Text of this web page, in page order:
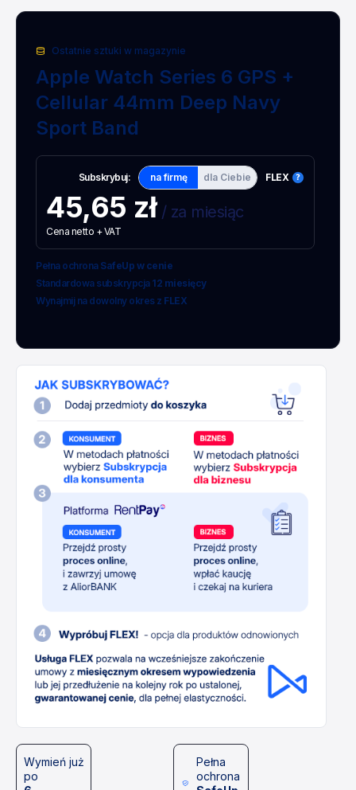
Ostatnie sztuki w magazynie
Apple Watch Series 6 GPS +
Cellular 44mm Deep Navy
Sport Band
Subskrybuj: na firmę dla Ciebie FLEX
45,65 zł/ za miesiąc
Cena netto + VAT
Pełna ochrona SafeUp w cenie
Standardowa subskrypcja 12 miesięcy
Wynajmij na dowolny okres z FLEX
Wymień już
po
Pełna
ochrona